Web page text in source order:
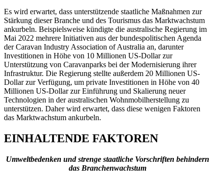
Es wird erwartet, dass unterstützende staatliche Maßnahmen zur
Stärkung dieser Branche und des Tourismus das Marktwachstum
ankurbeln. Beispielsweise kündigte die australische Regierung im
Mai 2022 mehrere Initiativen aus der bundespolitischen Agenda
der Caravan Industry Association of Australia an, darunter
Investitionen in Höhe von 10 Millionen US-Dollar zur
Unterstützung von Caravanparks bei der Modernisierung ihrer
Infrastruktur. Die Regierung stellte außerdem 20 Millionen US-
Dollar zur Verfügung, um private Investitionen in Höhe von 40
Millionen US-Dollar zur Einführung und Skalierung neuer
Technologien in der australischen Wohnmobilherstellung zu
unterstützen. Daher wird erwartet, dass diese wenigen Faktoren
das Marktwachstum ankurbeln.
EINHALTENDE FAKTOREN
Umweltbedenken und strenge staatliche Vorschriften behindern
das Branchenwachstum